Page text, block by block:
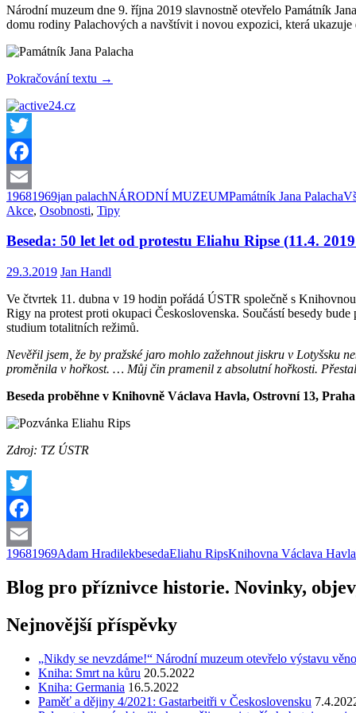
Národní muzeum dne 9. října 2019 slavnostně otevřelo Památník
domu rodiny Palachových a navštívit i novou expozici, která
Pokračování textu Památník
→
Twitter
Facebook
Email
19681969jan palachNÁRODNÍ MUZEUMPamátník Jana Palacha
Akce, Osobnosti, Tipy
Beseda: 50 let let od protestu Eliahu Ripse (11.4.
29.3.2019 Jan Handl
Ve čtvrtek 11. dubna v 19 hodin pořádá ÚSTR společně s
Rigy na protest proti okupaci Československa. Součástí besedy
studium totalitních režimů.
Nevěřil jsem, že by pražské jaro mohlo zažehnout jiskru v Lotyšsku
proměnila v hořkost. … Můj čin pramenil z absolutní hořkosti. Přestal
Beseda proběhne v Knihovně Václava Havla, Ostrovní 13,
Zdroj: TZ ÚSTR
Twitter
Facebook
Email
19681969Adam HradilekbesedaEliahu RipsKnihovna Václava Havla
Blog pro příznivce historie. Novinky,
Nejnovější příspěvky
„Nikdy se nevzdáme!“ Národní muzeum otevřelo výstavu
Kniha: Smrt na kůru 20.5.2022
Kniha: Germania 16.5.2022
Paměť a dějiny 4/2021: Gastarbeitři v Československu